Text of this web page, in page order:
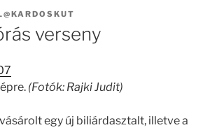
verseny
(Fotók: Rajki Judit)
egy új biliárdasztalt, illetve a